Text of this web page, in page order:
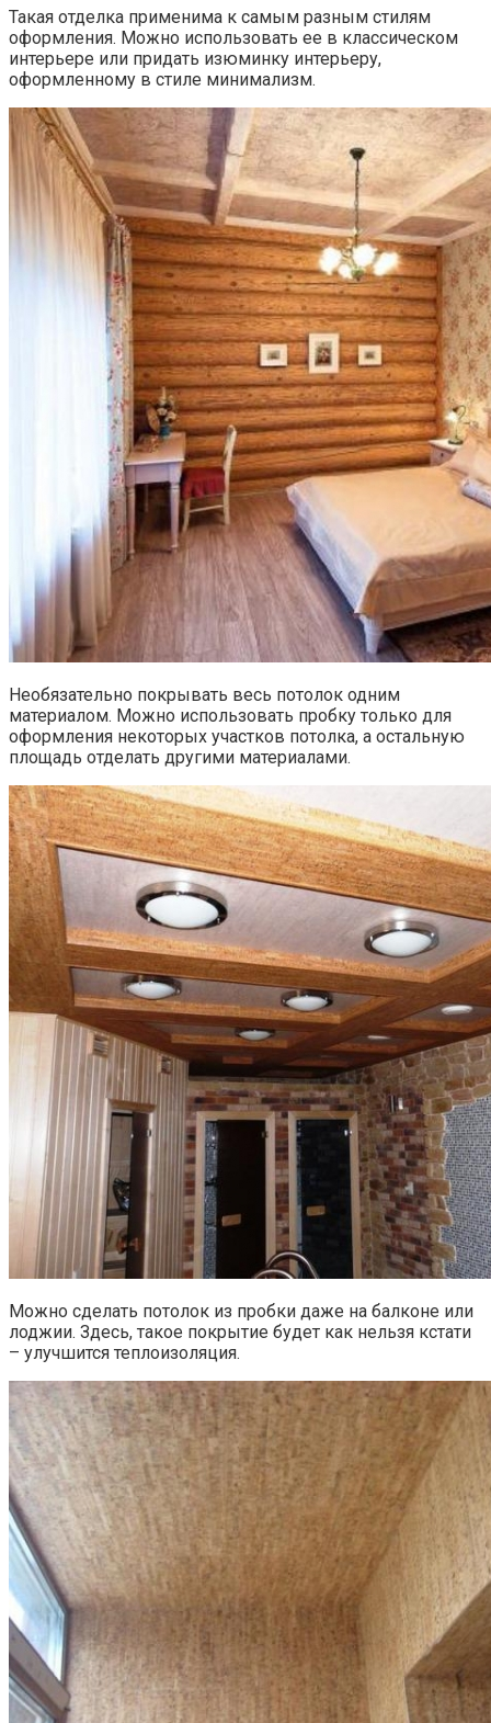
Такая отделка применима к самым разным стилям
оформления. Можно использовать ее в классическом
интерьере или придать изюминку интерьеру,
оформленному в стиле минимализм.
Необязательно покрывать весь потолок одним
материалом. Можно использовать пробку только для
оформления некоторых участков потолка, а остальную
площадь отделать другими материалами.
Можно сделать потолок из пробки даже на балконе или
лоджии. Здесь, такое покрытие будет как нельзя кстати
– улучшится теплоизоляция.